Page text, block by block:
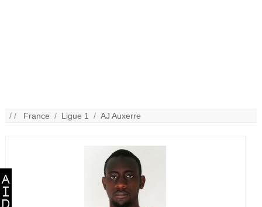
/ / France / Ligue 1 /AJ Auxerre